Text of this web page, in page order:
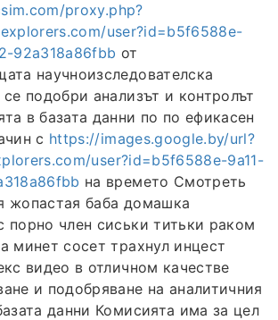
proxy.php?
user?id=b5f6588e-
92a318a86fbb от
научноизследователска
подобри анализът и контролът
в базата данни по по ефикасен
с https://images.google.by/url?
user?id=b5f6588e-9a11-
на времето Смотреть
жопастая баба домашка
порно член сиськи титьки раком
минет сосет трахнул инцест
видео в отличном качестве
и подобряване на аналитичния
данни Комисията има за цел